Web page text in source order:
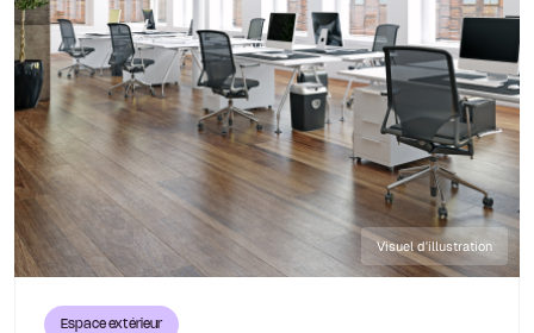
Visuel d'illustration
Espace extérieur